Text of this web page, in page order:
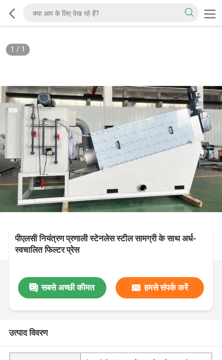
1 / 1
पीएलसी नियंत्रण प्रणाली स्टेनलेस स्टील सामग्री के साथ अर्ध-
स्वचालित फिल्टर प्रेस
सबसे अच्छी कीमत हमसे संपर्क करें
उत्पाद विवरण